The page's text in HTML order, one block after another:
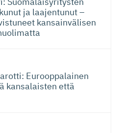
ja laajentunut –
kansainvälisen
Eurooppalainen
kansalaisten että